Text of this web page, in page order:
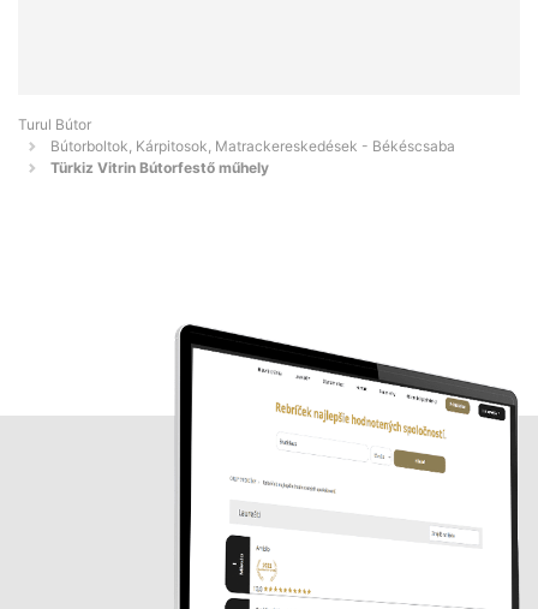
Turul Bútor
Bútorboltok, Kárpitosok, Matrackereskedések - Békéscsaba
Türkiz Vitrin Bútorfestő műhely